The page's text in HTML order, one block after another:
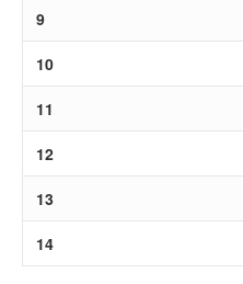
9
10
11
12
13
14